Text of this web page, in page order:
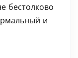
бестолково
и